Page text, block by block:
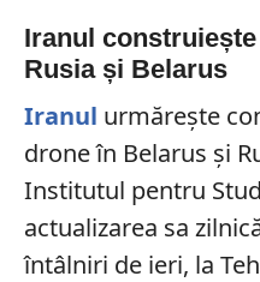
Iranul
Rusia și Belarus
Iranul urmărește
drone în Belarus și
Institutul pentru
actualizarea sa
întâlniri de ieri, la